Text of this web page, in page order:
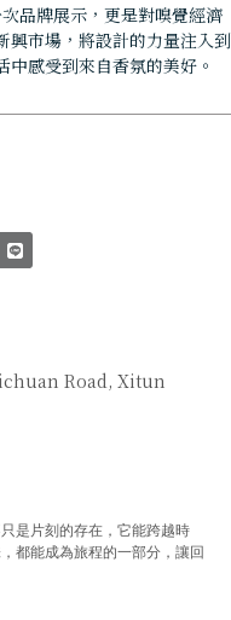
品牌展示，更是對嗅覺經濟
興市場，將設計的力量注入到
感受到來自香氛的美好。
Road, Xitun
是片刻的存在，它能跨越時
都能成為旅程的一部分，讓回